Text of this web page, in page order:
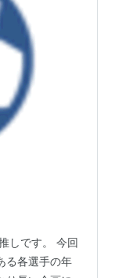
しです。 今回
る各選手の年